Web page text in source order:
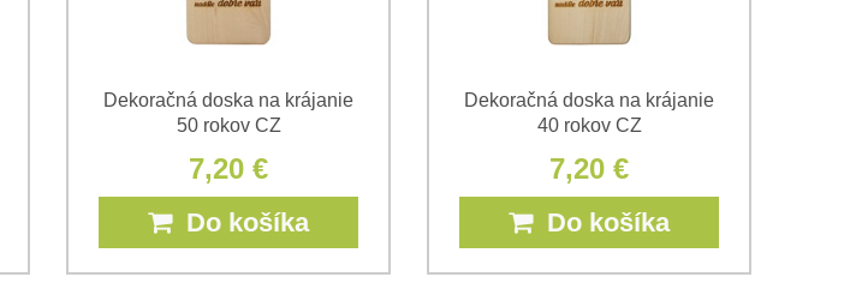
Dekoračná doska na krájanie
50 rokov CZ
7,20 €
Do košíka
Dekoračná doska na krájanie
40 rokov CZ
7,20 €
Do košíka